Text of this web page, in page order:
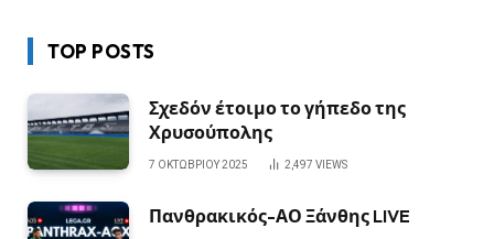
TOP POSTS
Σχεδόν έτοιμο το γήπεδο της
Χρυσούπολης
7 ΟΚΤΩΒΡΊΟΥ 2025 2,497 VIEWS
Πανθρακικός-ΑΟ Ξάνθης LIVE